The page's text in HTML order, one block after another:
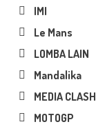
IMI
Le Mans
LOMBA LAIN
Mandalika
MEDIA CLASH
MOTOGP